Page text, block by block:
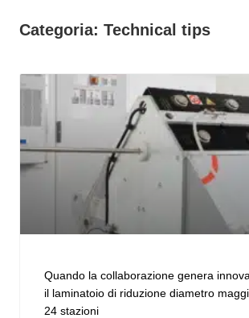
Categoria: Technical tips
Quando la collaborazione genera
il laminatoio di riduzione diametro
24 stazioni